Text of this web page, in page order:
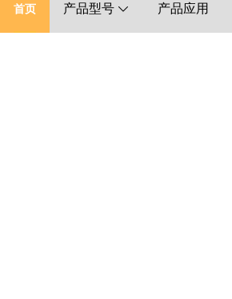
首页 产品型号 产品应用